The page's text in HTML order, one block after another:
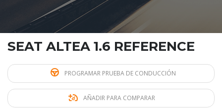
SEAT ALTEA 1.6 REFERENCE
PROGRAMAR PRUEBA DE CONDUCCIÓN
AÑADIR PARA COMPARAR